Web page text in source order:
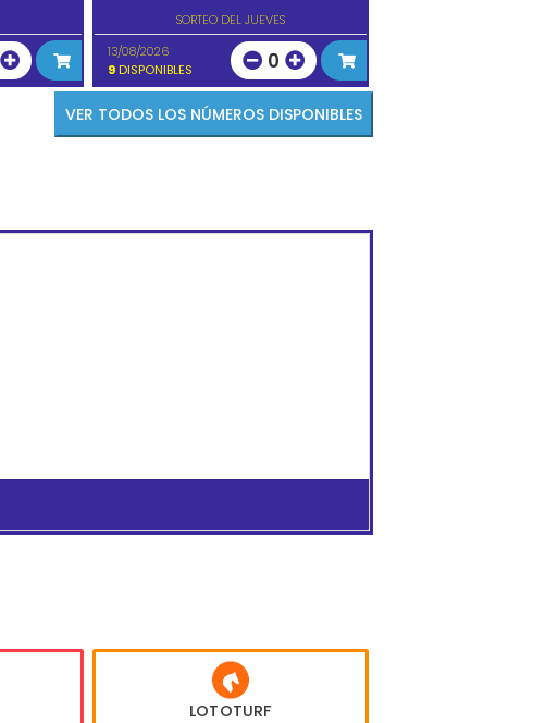
SORTEO DEL JUEVES
13/08/2026
9DISPONIBLES 0
VER TODOS LOS NÚMEROS DISPONIBLES
LOTOTURF